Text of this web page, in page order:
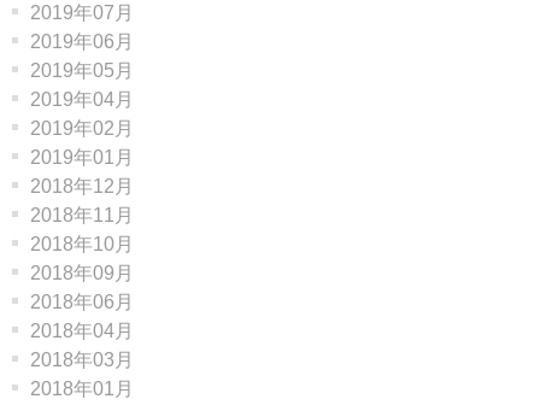
2019年07月
2019年06月
2019年05月
2019年04月
2019年02月
2019年01月
2018年12月
2018年11月
2018年10月
2018年09月
2018年06月
2018年04月
2018年03月
2018年01月